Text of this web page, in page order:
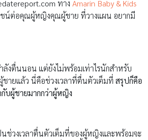
ทาง Amarin Baby & Kids
ชน์ต่อคุณผู้หญิงคุณผู้ชาย ที่วางแผน อยากมี
งตื่นนอน แต่ยังไม่พร้อมเท่าไรนักสำหรับ
ชายแล้ว นี่คือช่วงเวลาที่ตื่นตัวเต็มที่ สรุปก็คือ
บผู้ชายมากกว่าผู้หญิง
ช่วงเวลาตื่นตัวเต็มที่ของผู้หญิงและพร้อมจะ